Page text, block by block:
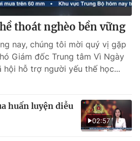
thoát nghèo bền vững
nay, chúng tôi mời quý vị gặp
Giám đốc Trung tâm Vì Ngày
hội hỗ trợ người yếu thế học...
02:57
huấn luyện diễu